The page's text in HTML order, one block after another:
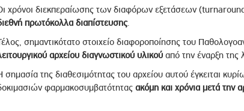
χρόνοι διεκπεραίωσης των διαφόρων εξετάσεων
πρωτόκολλα διαπίστευσης.
σημαντικότατο στοιχείο διαφοροποίησης του
αρχείου διαγνωστικού υλικούαπό την έναρξη της
σημασία της διαθεσιμότητας του αρχείου αυτού έγκειται
φαρμακοσυμβατότητας ακόμη και χρόνια μετά την